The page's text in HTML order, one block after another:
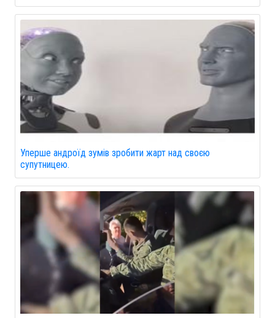
Уперше андроїд зумів зробити жарт над своєю
супутницею.